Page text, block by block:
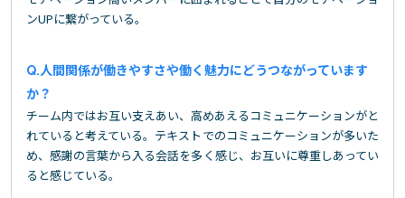
ンUPに繋がっている。
人間関係が働きやすさや働く魅力にどうつながっています
か？
チーム内ではお互い支えあい、高めあえるコミュニケーションがと
れていると考えている。テキストでのコミュニケーションが多いた
め、感謝の言葉から入る会話を多く感じ、お互いに尊重しあってい
ると感じている。